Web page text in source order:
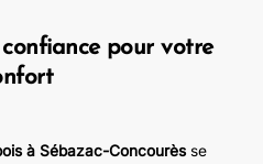
pour votre
à Sébazac-Concourèsse